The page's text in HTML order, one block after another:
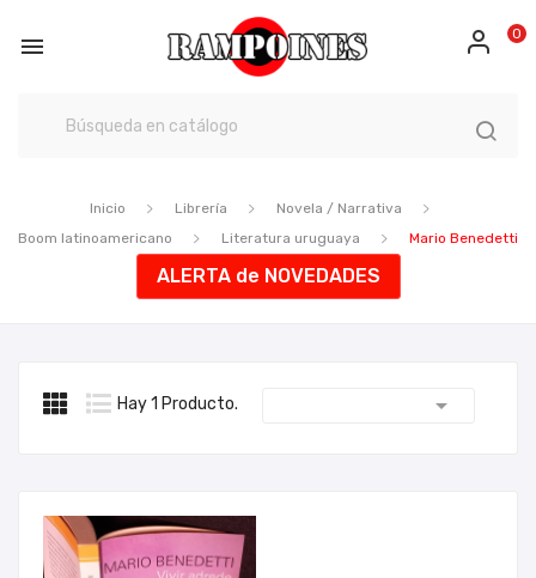
 0
Inicio Librería
Novela / Narrativa
Boom latinoamericano
Literatura uruguaya Mario Benedetti
ALERTA de NOVEDADES
Hay 1 Producto. 